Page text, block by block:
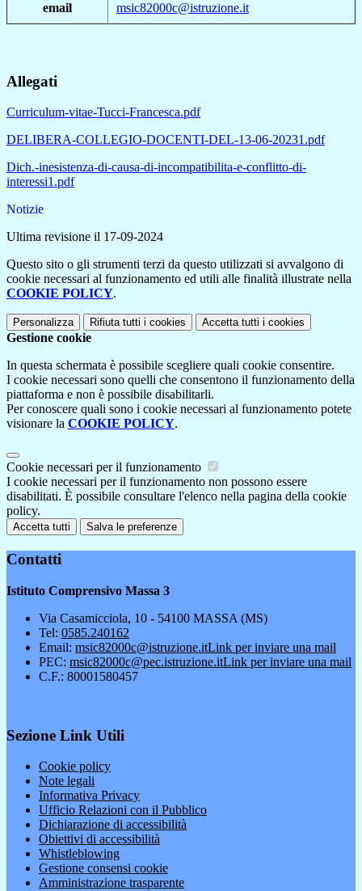
email msic82000c@istruzione.it
Allegati
Curriculum-vitae-Tucci-Francesca.pdf
DELIBERA-COLLEGIO-DOCENTI-DEL-13-06-20231.pdf
Dich.-inesistenza-di-causa-di-incompatibilita-e-conflitto-di-
interessi1.pdf
Notizie
Ultima revisione il 17-09-2024
Questo sito o gli strumenti terzi da questo utilizzati si avvalgono di
cookie necessari al funzionamento ed utili alle finalità illustrate nella
COOKIE POLICY.
Personalizza Rifiuta tutti i cookies Accetta tutti i cookies
Gestione cookie
In questa schermata è possibile scegliere quali cookie consentire.
I cookie necessari sono quelli che consentono il funzionamento della
piattaforma e non è possibile disabilitarli.
Per conoscere quali sono i cookie necessari al funzionamento potete
visionare la COOKIE POLICY.
Cookie necessari per il funzionamento
I cookie necessari per il funzionamento non possono essere
disabilitati. È possibile consultare l'elenco nella pagina della cookie
policy.
Accetta tutti Salva le preferenze
Contatti
Istituto Comprensivo Massa 3
Via Casamicciola, 10 - 54100 MASSA (MS)
Tel: 0585.240162
Email: msic82000c@istruzione.itLink per inviare una mail
PEC: msic82000c@pec.istruzione.itLink per inviare una mail
C.F.: 80001580457
Sezione Link Utili
Cookie policy
Note legali
Informativa Privacy
Ufficio Relazioni con il Pubblico
Dichiarazione di accessibilità
Obiettivi di accessibilità
Whistleblowing
Gestione consensi cookie
Amministrazione trasparente